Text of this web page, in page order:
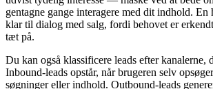
gentagne gange interagere med dit indhold. En
klar til dialog med salg, fordi behovet er
tæt på.
Du kan også klassificere leads efter kanalerne,
Inbound-leads opstår, når brugeren selv
søgninger eller indhold. Outbound-leads